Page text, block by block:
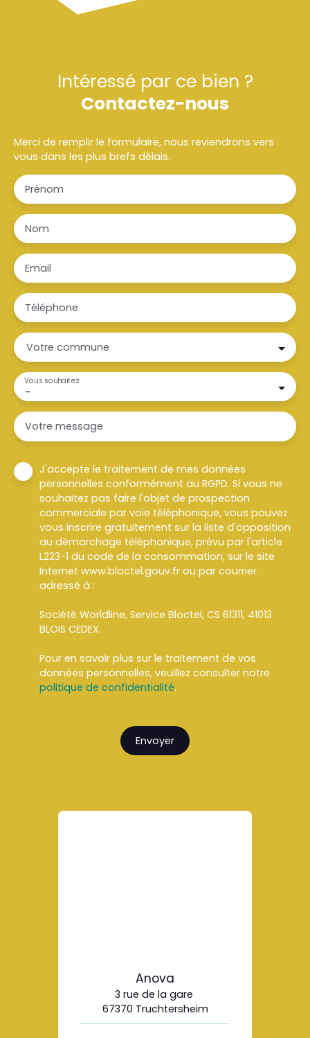
Intéressé par ce bien ?
Contactez-nous
Merci de remplir le formulaire, nous reviendrons vers
vous dans les plus brefs délais.
Prénom
Nom
Email
Téléphone
Votre commune
-
Vous souhaitez
Votre message
J'accepte le traitement de mes données
personnelles conformément au RGPD. Si vous ne
souhaitez pas faire l'objet de prospection
commerciale par voie téléphonique, vous pouvez
vous inscrire gratuitement sur la liste d'opposition
au démarchage téléphonique, prévu par l'article
L223-1 du code de la consommation, sur le site
Internet www.bloctel.gouv.fr ou par courrier
adressé à :
Société Worldline, Service Bloctel, CS 61311, 41013
BLOIS CEDEX.
Pour en savoir plus sur le traitement de vos
données personnelles, veuillez consulter notre
politique de confidentialité.
Envoyer
Anova
3 rue de la gare
67370 Truchtersheim